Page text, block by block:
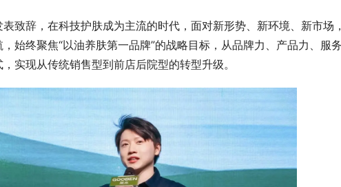
致辞，在科技护肤成为主流的时代，面对新形势、新环境、新市场
始终聚焦“以油养肤第一品牌”的战略目标，从品牌力、产品力、服
实现从传统销售型到前店后院型的转型升级。